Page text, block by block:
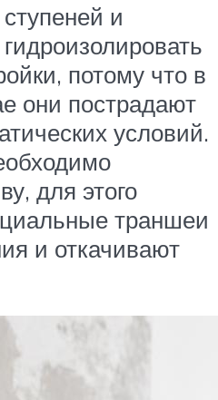
и
потому что в
они пострадают
условий.
для этого
траншеи
и откачивают